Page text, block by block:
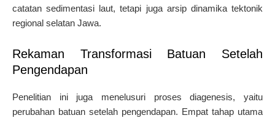
catatan sedimentasi laut, tetapi juga arsip dinamika tektonik
regional selatan Jawa.
Rekaman Transformasi Batuan Setelah
Pengendapan
Penelitian ini juga menelusuri proses diagenesis, yaitu
perubahan batuan setelah pengendapan. Empat tahap utama